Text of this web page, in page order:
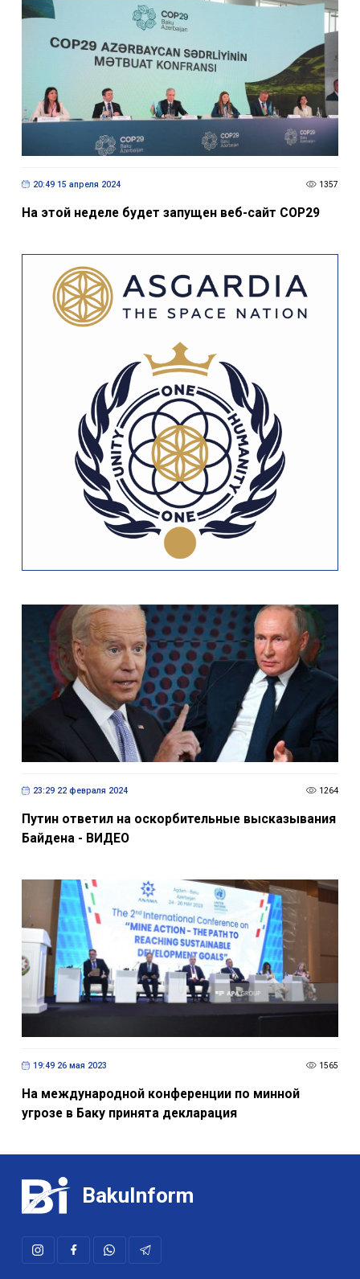
20:49 15 апреля 2024 1357
На этой неделе будет запущен веб-сайт COP29
23:29 22 февраля 2024 1264
Путин ответил на оскорбительные высказывания
Байдена - ВИДЕО
19:49 26 мая 2023 1565
На международной конференции по минной
угрозе в Баку принята декларация
BakuInform